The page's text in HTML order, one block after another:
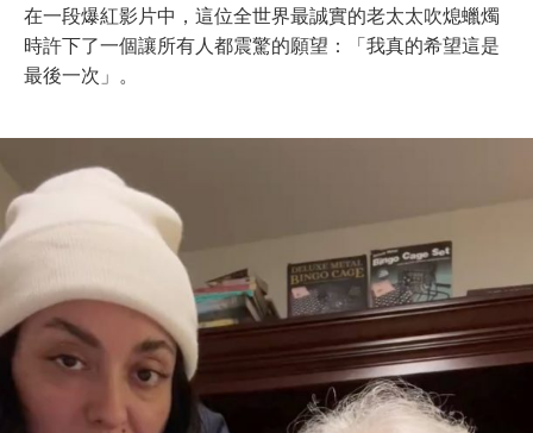
在一段爆紅影片中，這位全世界最誠實的老太太吹熄蠟燭
時許下了一個讓所有人都震驚的願望：「我真的希望這是
最後一次」。